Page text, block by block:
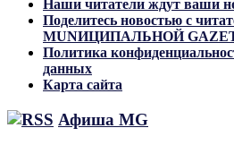
Наши читатели ждут ваши
Поделитесь новостью с
MUNИЦИПАЛЬНОЙ
Политика
данных
Карта сайта
Афиша MG